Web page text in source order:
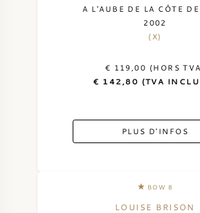
A L'AUBE DE LA CÔTE
2002
(X)
€ 119,00 (HORS
€ 142,80 (TVA
PLUS D'INFOS
BOW 8
LOUISE BRISON